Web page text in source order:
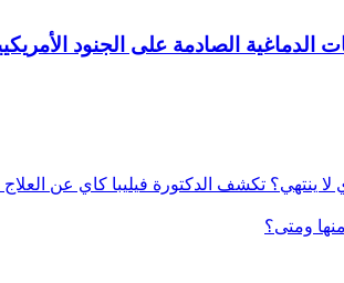
الدماغية الصادمة على الجنود
ينتهي؟ تكشف الدكتورة فيليبا كاي عن
ومتى؟